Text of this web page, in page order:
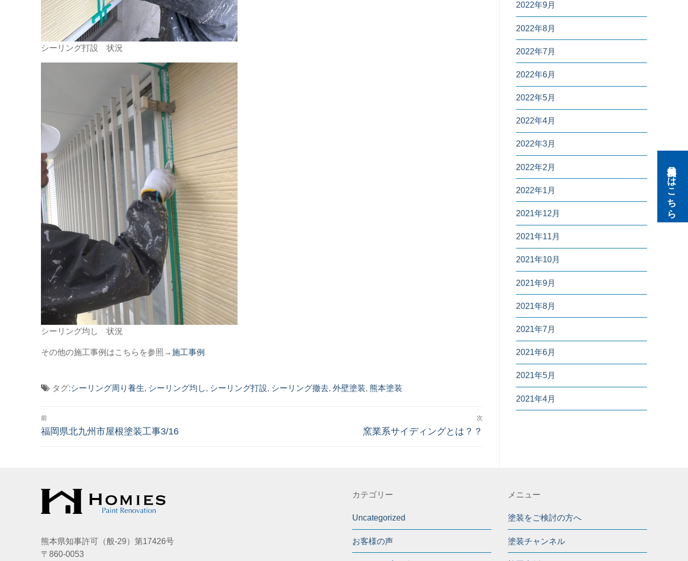
シーリング打設 状況
シーリング均し 状況
その他の施工事例はこちらを参照→施工事例
タグ:シーリング周り養生, シーリング均し, シーリング打設, シーリング撤去, 外壁塗装, 熊本塗装
投
稿
ゲ
ー
シ
前
前
福岡県北九州市屋根塗装工事3/16
次
次
窯業系サイディングとは？？
2022年9月
2022年8月
2022年7月
2022年6月
2022年5月
2022年4月
2022年3月
2022年2月
2022年1月
2021年12月
2021年11月
2021年10月
2021年9月
2021年8月
2021年7月
2021年6月
2021年5月
2021年4月
熊本県知事許可（般-29）第17426号
〒860-0053
カテゴリー
Uncategorized
お客様の声
メニュー
塗装をご検討の方へ
塗装チャンネル
無料見積りはこちら